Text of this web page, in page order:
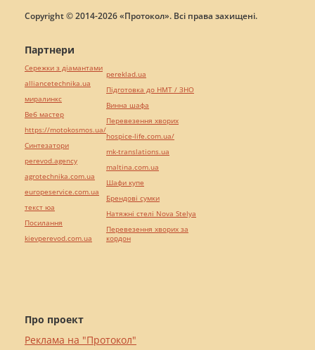
Copyright © 2014-2026 «Протокол». Всі права захищені.
Про проект
Реклама на "Протокол"
Партнери
Сережки з діамантами
alliancetechnika.ua
миралинкс
Веб мастер
https://motokosmos.ua/
Синтезатори
perevod.agency
agrotechnika.com.ua
europeservice.com.ua
текст юа
Посилання
kievperevod.com.ua
pereklad.ua
Підготовка до НМТ / ЗНО
Винна шафа
Перевезення хворих
hospice-life.com.ua/
mk-translations.ua
maltina.com.ua
Шафи купе
Брендові сумки
Натяжні стелі Nova Stelya
Перевезення хворих за
кордон